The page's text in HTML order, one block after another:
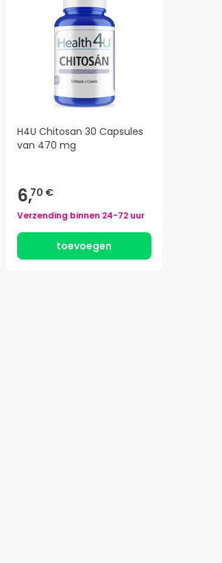
H4U Chitosan 30 Capsules
van 470 mg
6,70 €
Verzending binnen 24-72 uur
toevoegen